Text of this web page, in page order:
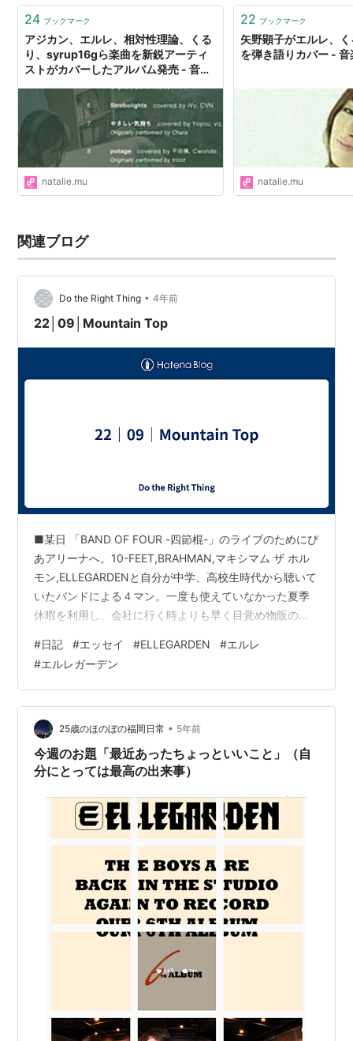
た、高橋宏貴の映像に切り替わって数秒間沈黙が続く
24 ブックマーク
アジカン、エルレ、相対性理論、くる
り、syrup16gら楽曲を新鋭アーティ
ストがカバーしたアルバム発売 - 音楽
natalie.mu
22 ブックマーク
矢野顕子がエルレ、
を弾き語りカバー -
natalie.mu
関連ブログ
Do the Right Thing • 4年前
22│09│Mountain Top
■某日 「BAND OF FOUR -四節棍-」のライブのためにぴ
あアリーナへ。10-FEET,BRAHMAN,マキシマム ザ ホル
モン,ELLEGARDENと自分が中学、高校生時代から聴いて
いたバンドによる４マン。一度も使えていなかった夏季
休暇を利用し、会社に行く時よりも早く目覚め物販のた
オルだけを買うつもりだったが、いざ会場に着くと、自
分と同じようにグッズを身に着けたファンの人やライブ
前の高揚感にあてられタオルとショルダーバッグも買っ
てしまった。多分これが通販だけならおそらくTシャツも
買ってない。なのに現地に来てしまうと95%使わないだ
ろ…
#日記 #エッセイ #ELLEGARDEN #エルレ
#エルレガーデン
25歳のほのぼの福岡日常 • 5年前
今週のお題「最近あったちょっといいこと」（自
分にとっては最高の出来事）